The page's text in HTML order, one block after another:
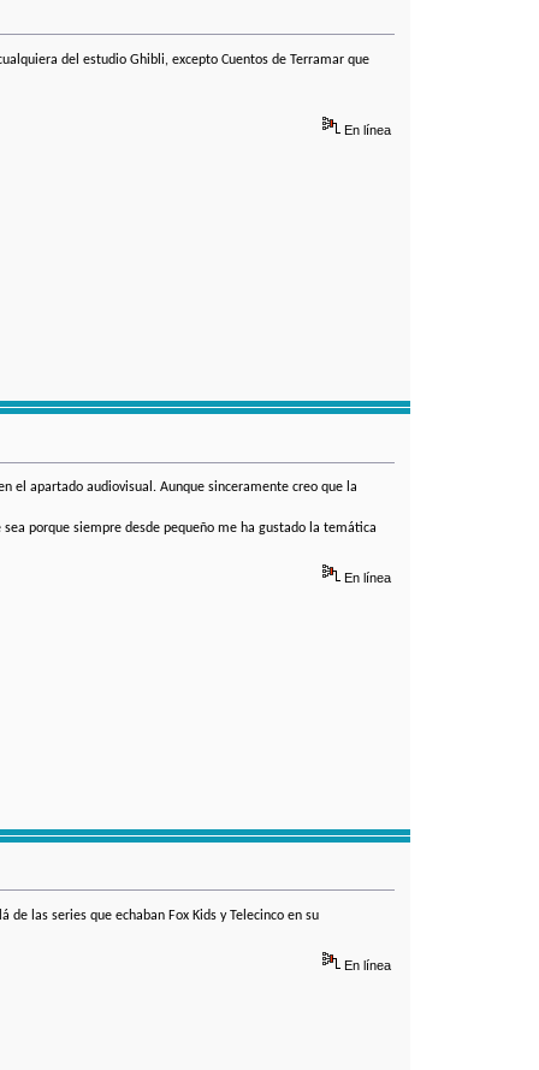
del estudio Ghibli, excepto Cuentos de Terramar que
En línea
el apartado audiovisual. Aunque sinceramente creo que la
porque siempre desde pequeño me ha gustado la temática
En línea
las series que echaban Fox Kids y Telecinco en su
En línea